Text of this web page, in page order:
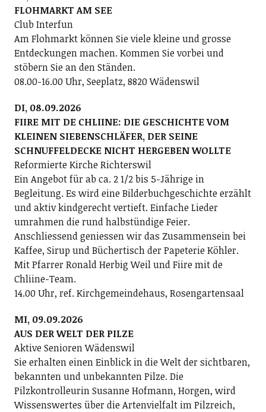
FLOHMARKT AM SEE
Club Interfun
Am Flohmarkt können Sie viele kleine und grosse
Entdeckungen machen. Kommen Sie vorbei und
stöbern Sie an den Ständen.
08.00-16.00 Uhr, Seeplatz, 8820 Wädenswil
DI, 08.09.2026
FIIRE MIT DE CHLIINE: DIE GESCHICHTE VOM
KLEINEN SIEBENSCHLÄFER, DER SEINE
SCHNUFFELDECKE NICHT HERGEBEN WOLLTE
Reformierte Kirche Richterswil
Ein Angebot für ab ca. 2 1/2 bis 5-Jährige in
Begleitung. Es wird eine Bilderbuchgeschichte erzählt
und aktiv kindgerecht vertieft. Einfache Lieder
umrahmen die rund halbstündige Feier.
Anschliessend geniessen wir das Zusammensein bei
Kaffee, Sirup und Büchertisch der Papeterie Köhler.
Mit Pfarrer Ronald Herbig Weil und Fiire mit de
Chliine-Team.
14.00 Uhr, ref. Kirchgemeindehaus, Rosengartensaal
MI, 09.09.2026
AUS DER WELT DER PILZE
Aktive Senioren Wädenswil
Sie erhalten einen Einblick in die Welt der sichtbaren,
bekannten und unbekannten Pilze. Die
Pilzkontrolleurin Susanne Hofmann, Horgen, wird
Wissenswertes über die Artenvielfalt im Pilzreich,